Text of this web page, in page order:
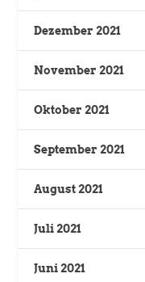
Dezember 2021
November 2021
Oktober 2021
September 2021
August 2021
Juli 2021
Juni 2021